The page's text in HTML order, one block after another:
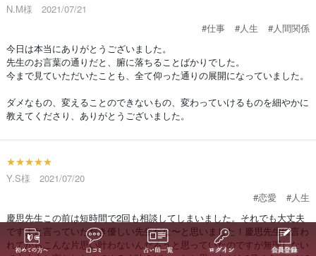
N.M様 2021/07/21
#仕事
#人生
#人間関係
今日は本当にありがとうございました。
先生のお言葉の通りだと、腑に落ちることばかりでした。
今まで見ていただいたことも、全て仰った通りの展開になっていました。
ダメなもの、変えることのできないもの、変わっていけるものを細やかに
教えてくださり、ありがとうございました。
★★★★★
Y.S様 2021/07/20
#恋愛
#人生
慶思先生この前は短時間で2回も相談してしまいました。それでも大丈夫
ですよと言っていただき優しい先生だな〜と思いました！慶思先生に言わ
れてからこんな片思い叶わないんだろうと思っていたのですが無理しない